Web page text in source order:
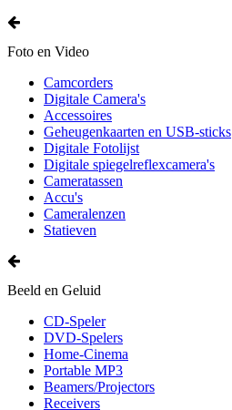
Foto en Video
Camcorders
Digitale Camera's
Accessoires
Geheugenkaarten en USB-sticks
Digitale Fotolijst
Digitale spiegelreflexcamera's
Cameratassen
Accu's
Cameralenzen
Statieven
Beeld en Geluid
CD-Speler
DVD-Spelers
Home-Cinema
Portable MP3
Beamers/Projectors
Receivers